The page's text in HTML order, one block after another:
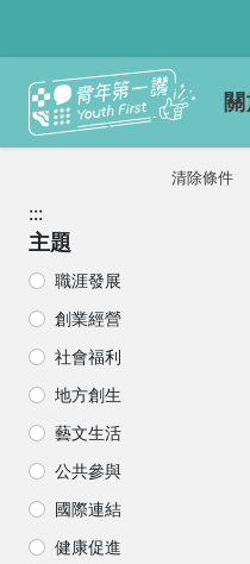
所有主題清除條件
:::
主題
職涯發展
創業經營
社會福利
地方創生
藝文生活
公共參與
國際連結
健康促進